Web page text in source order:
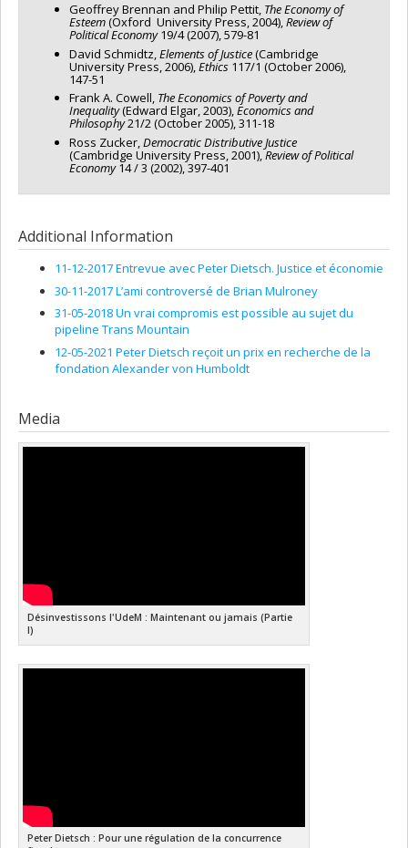
Geoffrey Brennan and Philip Pettit, The Economy of
Esteem(Oxford University Press, 2004),Review of
Political Economy19/4 (2007), 579-81
David Schmidtz,Elements of Justice(Cambridge
University Press, 2006),Ethics 117/1 (October 2006),
147-51
Frank A. Cowell, The Economics of Poverty and
Inequality(Edward Elgar, 2003),Economics and
Philosophy21/2 (October 2005), 311-18
Ross Zucker,Democratic Distributive Justice
(Cambridge University Press, 2001),Review of Political
Economy14 / 3 (2002), 397-401
Additional Information
11-12-2017 Entrevue avec Peter Dietsch. Justice et économie
30-11-2017 L’ami controversé de Brian Mulroney
31-05-2018 Un vrai compromis est possible au sujet du
pipeline Trans Mountain
12-05-2021 Peter Dietsch reçoit un prix en recherche de la
fondation Alexander von Humboldt
Media
Désinvestissons l'UdeM : Maintenant ou jamais (Partie
I)
Peter Dietsch : Pour une régulation de la concurrence